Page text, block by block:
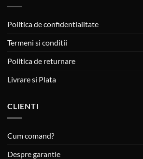
Politica de confidentialitate
Termeni si conditii
Politica de returnare
Livrare si Plata
CLIENTI
Cum comand?
Despre garantie